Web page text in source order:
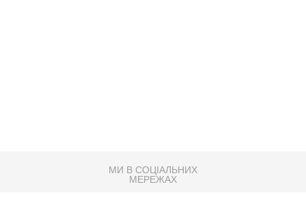
МИ В СОЦІАЛЬНИХ
МЕРЕЖАХ